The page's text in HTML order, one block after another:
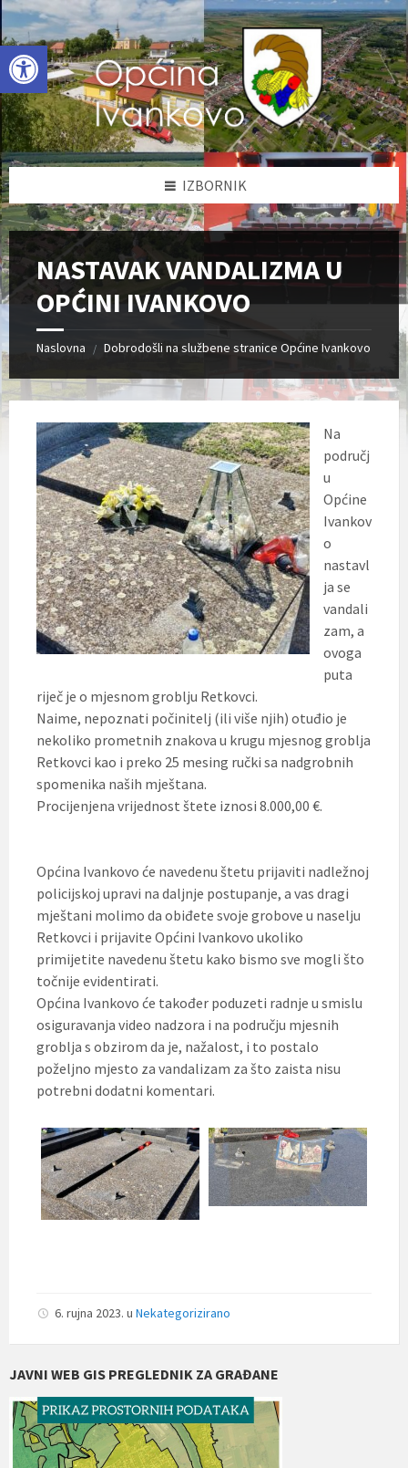
Open toolbar
Skip
to
content
Skip
to
left
sidebar
Skip
to
footer
IZBORNIK
NASTAVAK VANDALIZMA U
OPĆINI IVANKOVO
Naslovna / Dobrodošli na službene stranice Općine Ivankovo
Na
područj
u
Općine
Ivankov
o
nastavl
ja se
vandali
zam, a
ovoga
puta
riječ je o mjesnom groblju Retkovci.
Naime, nepoznati počinitelj (ili više njih) otuđio je
nekoliko prometnih znakova u krugu mjesnog groblja
Retkovci kao i preko 25 mesing ručki sa nadgrobnih
spomenika naših mještana.
Procijenjena vrijednost štete iznosi 8.000,00 €.
Općina Ivankovo će navedenu štetu prijaviti nadležnoj
policijskoj upravi na daljnje postupanje, a vas dragi
mještani molimo da obiđete svoje grobove u naselju
Retkovci i prijavite Općini Ivankovo ukoliko
primijetite navedenu štetu kako bismo sve mogli što
točnije evidentirati.
Općina Ivankovo će također poduzeti radnje u smislu
osiguravanja video nadzora i na području mjesnih
groblja s obzirom da je, nažalost, i to postalo
poželjno mjesto za vandalizam za što zaista nisu
potrebni dodatni komentari.
6. rujna 2023. u Nekategorizirano
JAVNI WEB GIS PREGLEDNIK ZA GRAĐANE